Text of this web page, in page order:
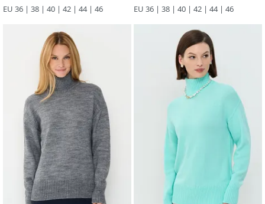
EU 36 | 38 | 40 | 42 | 44 | 46 EU 36 | 38 | 40 | 42 | 44 | 46